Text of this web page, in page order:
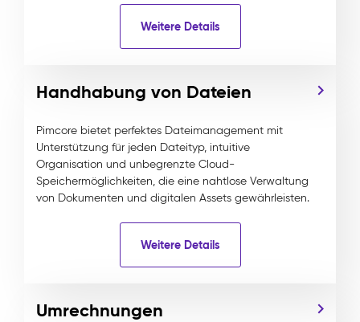
Weitere Details
Handhabung von Dateien
Pimcore bietet perfektes Dateimanagement mit
Unterstützung für jeden Dateityp, intuitive
Organisation und unbegrenzte Cloud-
Speichermöglichkeiten, die eine nahtlose Verwaltung
von Dokumenten und digitalen Assets gewährleisten.
Weitere Details
Umrechnungen